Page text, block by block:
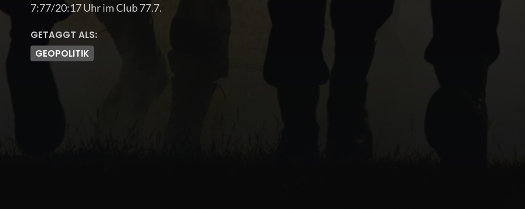
7:77/20:17 Uhr im Club 77.7.
GETAGGT ALS:
GEOPOLITIK